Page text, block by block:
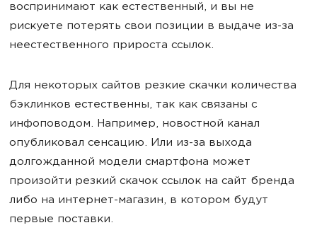
воспринимают как естественный, и вы не
рискуете потерять свои позиции в выдаче из-за
неестественного прироста ссылок.
Для некоторых сайтов резкие скачки количества
бэклинков естественны, так как связаны с
инфоповодом. Например, новостной канал
опубликовал сенсацию. Или из-за выхода
долгожданной модели смартфона может
произойти резкий скачок ссылок на сайт бренда
либо на интернет-магазин, в котором будут
первые поставки.